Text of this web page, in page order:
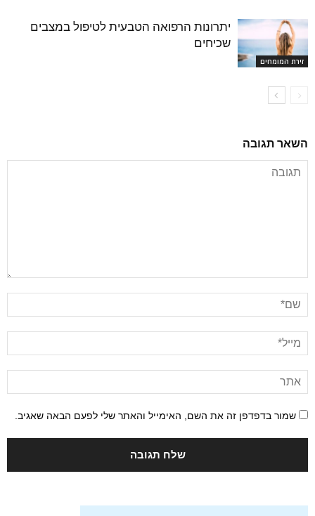
זירת המומחים
יתרונות הרפואה הטבעית לטיפול במצבים
שכיחים
השאר תגובה
שמור בדפדפן זה את השם, האימייל והאתר שלי לפעם הבאה שאגיב.